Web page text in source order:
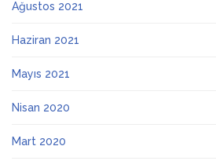
Ağustos 2021
Haziran 2021
Mayıs 2021
Nisan 2020
Mart 2020